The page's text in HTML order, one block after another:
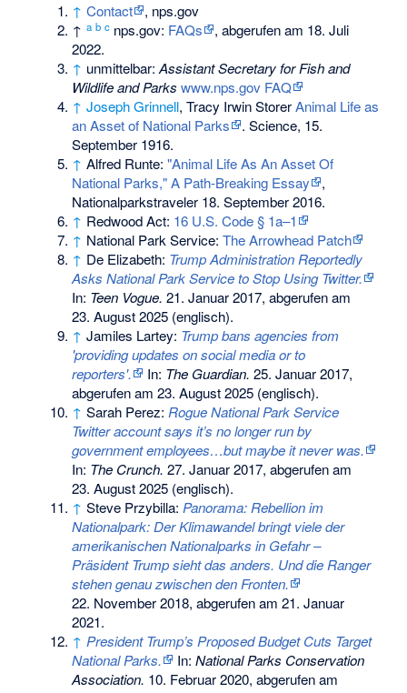
↑ Contact
, nps.gov
↑a b c nps.gov: FAQs
, abgerufen am 18. Juli
2022.
↑ unmittelbar:Assistant Secretary for Fish and
Wildlife and Parks www.nps.gov FAQ
↑ Joseph Grinnell,Tracy Irwin StorerAnimal Life as
an Asset of National Parks
. Science, 15.
September 1916.
↑ Alfred Runte:"Animal Life As An Asset Of
National Parks," A Path-Breaking Essay
,
Nationalparkstraveler 18. September 2016.
↑ Redwood Act: 16 U.S. Code § 1a–1
↑ National Park Service:The Arrowhead Patch
↑ De Elizabeth: Trump Administration Reportedly
Asks National Park Service to Stop Using Twitter.
In: Teen Vogue. 21. Januar 2017, abgerufen am
23. August 2025 (englisch).
↑ Jamiles Lartey: Trump bans agencies from
'providing updates on social media or to
reporters'.
In: The Guardian. 25. Januar 2017,
abgerufen am 23. August 2025 (englisch).
↑ Sarah Perez:Rogue National Park Service
Twitter account says it’s no longer run by
government employees…but maybe it never was.
In: The Crunch. 27. Januar 2017, abgerufen am
23. August 2025 (englisch).
↑ Steve Przybilla:Panorama: Rebellion im
Nationalpark: Der Klimawandel bringt viele der
amerikanischen Nationalparks in Gefahr –
Präsident Trump sieht das anders. Und die Ranger
stehen genau zwischen den Fronten.
22. November 2018, abgerufen am 21. Januar
2021.
↑ President Trump’s Proposed Budget Cuts Target
National Parks.
In:National Parks Conservation
Association. 10. Februar 2020, abgerufen am